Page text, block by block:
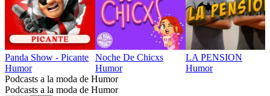
Panda Show - Picante
Humor
Noche De Chicxs
Humor
LA PENSION
Humor
Podcasts a la moda de Humor
Podcasts a la moda de Humor